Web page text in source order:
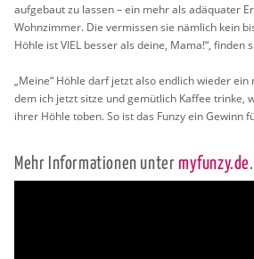
auf­ge­baut zu las­sen – ein mehr als ad­äqua­ter
Wohn­zim­mer. Die ver­mis­sen sie näm­lich kein
Höhle ist VIEL bes­ser als deine, Mama!“, fin­den
„Meine“ Höhle darf jetzt also end­lich wie­der
dem ich jetzt sitze und ge­müt­lich Kaf­fee trin­ke,
ihrer Höhle toben. So ist das Funzy ein Ge­winn
Mehr In­for­ma­tio­nen unter my­fun­zy.de.